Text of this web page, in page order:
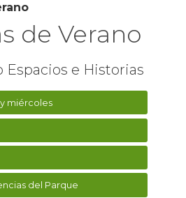
de Verano
Espacios e Historias
miércoles
del Parque